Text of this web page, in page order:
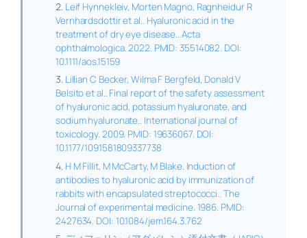
Leif Hynnekleiv, Morten Magno, Ragnheidur R
Vernhardsdottir et al.. Hyaluronic acid in the
treatment of dry eye disease.. Acta
ophthalmologica. 2022. PMID: 35514082. DOI:
10.1111/aos.15159
Lillian C Becker, Wilma F Bergfeld, Donald V
Belsito et al.. Final report of the safety assessment
of hyaluronic acid, potassium hyaluronate, and
sodium hyaluronate.. International journal of
toxicology. 2009. PMID: 19636067. DOI:
10.1177/1091581809337738
H M Fillit, M McCarty, M Blake. Induction of
antibodies to hyaluronic acid by immunization of
rabbits with encapsulated streptococci.. The
Journal of experimental medicine. 1986. PMID:
2427634. DOI: 10.1084/jem.164.3.762